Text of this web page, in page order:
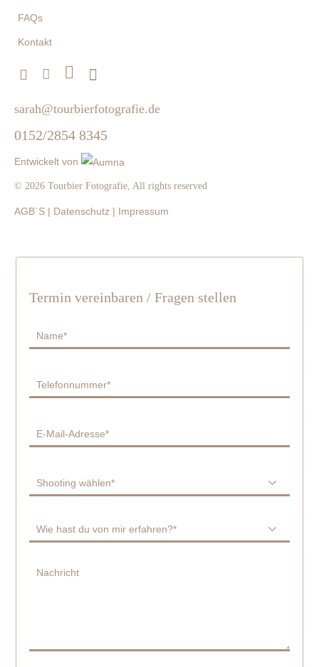
FAQs
Kontakt
sarah@tourbierfotografie.de
0152/2854 8345
Entwickelt von
© 2026 Tourbier Fotografie , All rights reserved
AGB`S | Datenschutz | Impressum
Termin vereinbaren / Fragen stellen